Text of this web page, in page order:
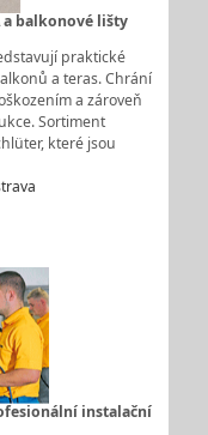
balkonové lišty
praktické
a teras. Chrání
a zároveň
Sortiment
které jsou
instalační